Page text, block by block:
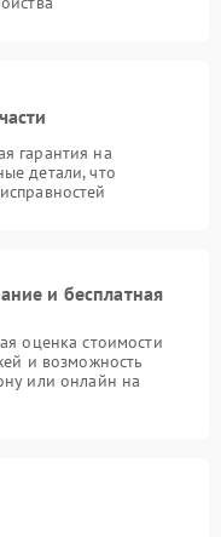
гарантия на
детали, что
и бесплатная
оценка стоимости
и возможность
или онлайн на